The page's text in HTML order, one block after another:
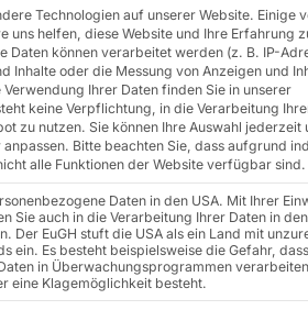
AKHET® DUAL
ZERTIFIZIERT
Local)
Technologien auf unserer Website. Einige
uns helfen, diese Website und Ihre Erfahrung
Daten können verarbeitet werden (z. B. IP-
Inhalte oder die Messung von Anzeigen und
Ihrer Daten finden Sie in unserer
keine Verpflichtung, in die Verarbeitung
zu nutzen. Sie können Ihre Auswahl jederzeit
Bitte beachten Sie, dass aufgrund
alle Funktionen der Website verfügbar sind.
Daten in den USA. Mit Ihrer
Sie auch in die Verarbeitung Ihrer Daten in
Der EuGH stuft die USA als ein Land mit
ein. Es besteht beispielsweise die Gefahr,
in Überwachungsprogrammen
eine Klagemöglichkeit besteht.